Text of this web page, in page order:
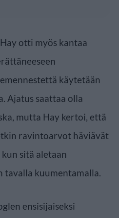
otti myös kantaa
käytetään
Ajatus saattaa olla
mutta Hay kertoi, että
ravintoarvot häviävät
sitä aletaan
tavalla kuumentamalla.
ensisijaiseksi